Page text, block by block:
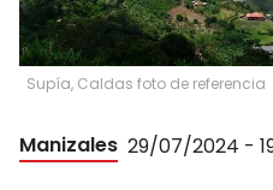
Supía, Caldas foto de referencia
Manizales 29/07/2024 -